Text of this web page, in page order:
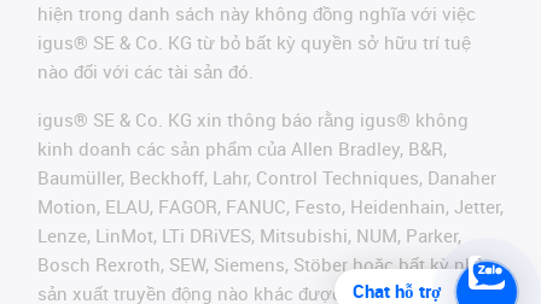
hiện trong danh sách này không đồng nghĩa với việc
igus® SE & Co. KG từ bỏ bất kỳ quyền sở hữu trí tuệ
nào đối với các tài sản đó.
igus® SE & Co. KG xin thông báo rằng igus® không
kinh doanh các sản phẩm của Allen Bradley, B&R,
Baumüller, Beckhoff, Lahr, Control Techniques, Danaher
Motion, ELAU, FAGOR, FANUC, Festo, Heidenhain, Jetter,
Lenze, LinMot, LTi DRiVES, Mitsubishi, NUM, Parker,
Bosch Rexroth, SEW, Siemens, Stöber hoặc bất kỳ nhà
sản xuất truyền động nào khác được đề cập trên
Chat hỗ trợ